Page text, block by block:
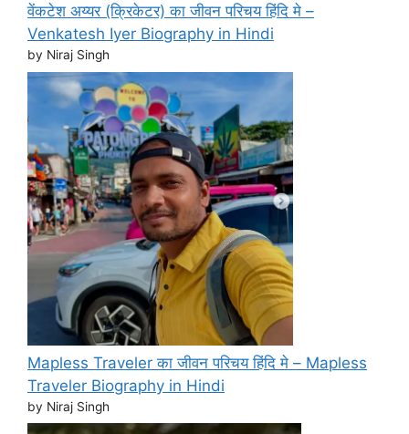
वेंकटेश अय्यर (क्रिकेटर) का जीवन परिचय हिंदि मे –
Venkatesh Iyer Biography in Hindi
by Niraj Singh
Mapless Traveler का जीवन परिचय हिंदि मे – Mapless
Traveler Biography in Hindi
by Niraj Singh